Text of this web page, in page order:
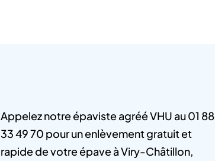
Appelez notre épaviste agréé VHU au 01 88
33 49 70 pour un enlèvement gratuit et
rapide de votre épave à Viry-Châtillon,